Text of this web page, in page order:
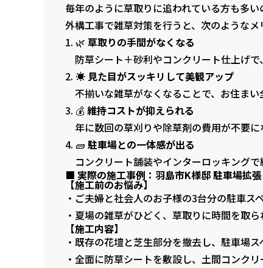
毎年のように草取りに追われている方も多
外構工事で雑草対策を行うと、次のようなメ
🌿 草取りの手間がなくなる
防草シート＋砂利やコンクリート仕上げで
☀️ 見た目がスッキリして美観アップ
不揃いな雑草がなくなることで、お住まい
💰維持コストが抑えられる
年に数回の草刈りや除草剤の費用が不要に
🧱 駐車場との一体感が出る
コンクリート舗装やインターロッキングで
■ 実際の施工事例：羽島市K様邸 駐車場拡
【施工前のお悩み】
・ご夫婦と社会人のお子様の3台分の駐車ス
・夏場の雑草がひどく、草取りに時間を取
【施工内容】
・既存の花壇と芝生部分を撤去し、駐車場
・全面に防草シートを敷設し、土間コンク